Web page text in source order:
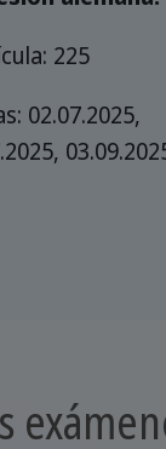
225
02.07.2025,